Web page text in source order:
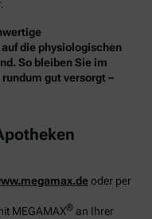
die physiologischen
So bleiben Sie im
gut versorgt –
oder per
MEGAMAX® an Ihrer